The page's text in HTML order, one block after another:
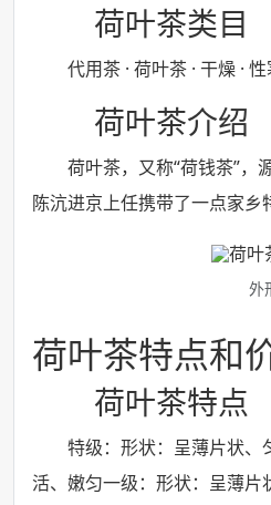
荷叶茶类目
代用茶 · 荷叶茶 · 干燥 ·
荷叶茶介绍
荷叶茶，又称“荷钱茶”
陈沆进京上任携带了一点家乡
外
荷叶茶特点和
荷叶茶特点
特级：形状：呈薄片状、
活、嫩匀一级：形状：呈薄